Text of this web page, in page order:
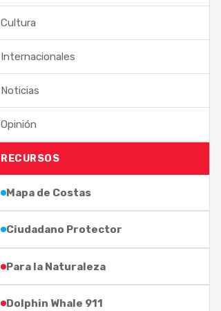
Cultura
Internacionales
Noticias
Opinión
RECURSOS
Mapa de Costas
Ciudadano Protector
Para la Naturaleza
Dolphin Whale 911